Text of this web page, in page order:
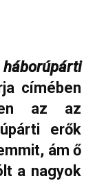
címében
az az
erők
ám ő
a nagyok